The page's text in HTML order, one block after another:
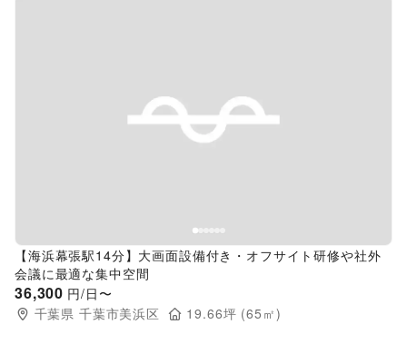
Previous slide
【海浜幕張駅14分】大画面設備付き・オフサイト研修や社外
会議に最適な集中空間
36,300 円/日〜
千葉県 千葉市美浜区 19.66坪 (65 ㎡)